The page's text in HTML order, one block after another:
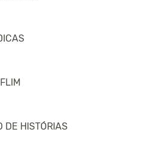
FLIM
DE HISTÓRIAS